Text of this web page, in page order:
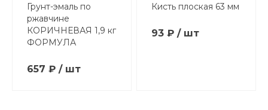
Грунт-эмаль по
ржавчине
КОРИЧНЕВАЯ 1,9 кг
ФОРМУЛА
657 ₽ / шт
Кисть плоская 63 мм
93 ₽ / шт